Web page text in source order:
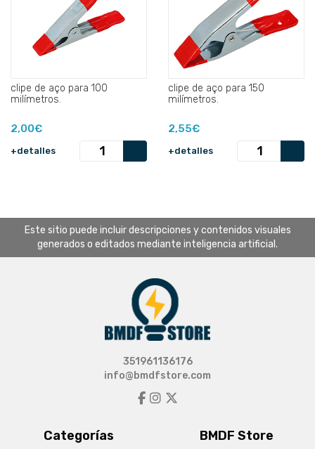
clipe de aço para 100
milímetros.
2,00€
+detalles
clipe de aço para 150
milímetros.
2,55€
+detalles
Este sitio puede incluir descripciones y contenidos visuales
generados o editados mediante inteligencia artificial.
Categorías BMDF Store
351961136176
info@bmdfstore.com